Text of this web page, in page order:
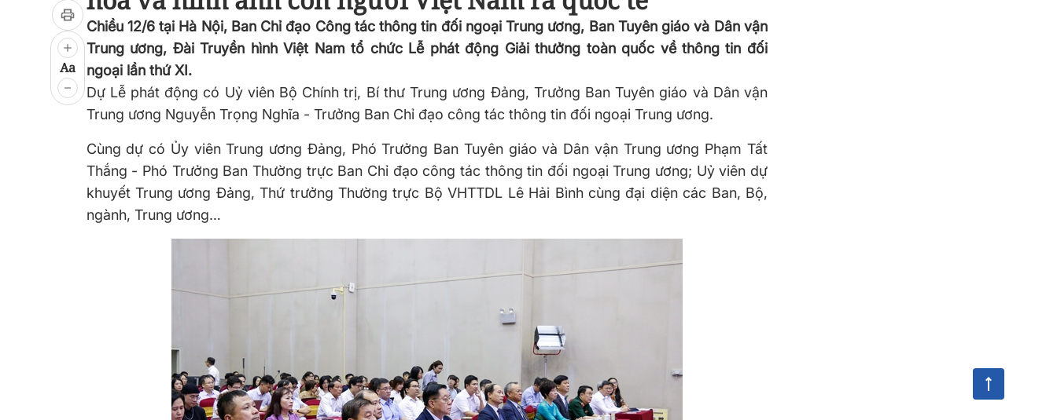
Aa
Chiều 12/6 tại Hà Nội, Ban Chỉ đạo Công tác thông tin đối ngoại Trung ương, Ban Tuyên giáo và Dân vận
Trung ương, Đài Truyền hình Việt Nam tổ chức Lễ phát động Giải thưởng toàn quốc về thông tin đối
ngoại lần thứ XI.
Dự Lễ phát động có Uỷ viên Bộ Chính trị, Bí thư Trung ương Đảng, Trưởng Ban Tuyên giáo và Dân vận
Trung ương Nguyễn Trọng Nghĩa - Trưởng Ban Chỉ đạo công tác thông tin đối ngoại Trung ương.
Cùng dự có Ủy viên Trung ương Đảng, Phó Trưởng Ban Tuyên giáo và Dân vận Trung ương Phạm Tất
Thắng - Phó Trưởng Ban Thường trực Ban Chỉ đạo công tác thông tin đối ngoại Trung ương; Uỷ viên dự
khuyết Trung ương Đảng, Thứ trưởng Thường trực Bộ VHTTDL Lê Hải Bình cùng đại diện các Ban, Bộ,
ngành, Trung ương…